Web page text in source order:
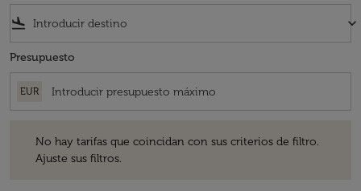
flight_land keyboard_arrow_down
Presupuesto
EUR
No hay tarifas que coincidan con sus criterios de filtro.
Ajuste sus filtros.